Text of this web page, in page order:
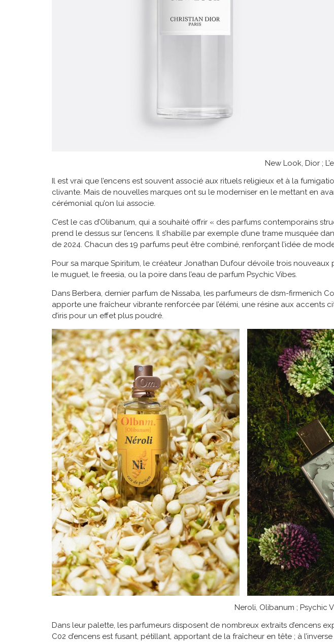
New Look, Dior ;
Il est vrai que l’encens est souvent associé aux rituels religieux et à la
clivante. Mais de nouvelles marques ont su le moderniser en le mettant en
cérémonial qu’on lui associe.
C’est le cas d’Olibanum, qui a souhaité offrir « des parfums contemporains
prend le dessus sur l’encens. Il s’habille par exemple d’une trame musquée
de 2024. Chacun des 19 parfums peut être combiné, renforçant l’idée de
Pour sa marque Spiritum, le créateur Jonathan Dufour dévoile trois
le muguet, le freesia, ou la poire dans l’eau de parfum Psychic Vibes.
Dans Berbera, dernier parfum de Nissaba, les parfumeurs de dsm-firmenich
apporte une fraîcheur vibrante renforcée par l’élémi, une résine aux accents
d’iris pour un effet plus poudré.
Neroli, Olibanum ; Psychic
Dans leur palette, les parfumeurs disposent de nombreux extraits d’encens
C02 d’encens est fusant, pétillant, apportant de la fraîcheur en tête ; à